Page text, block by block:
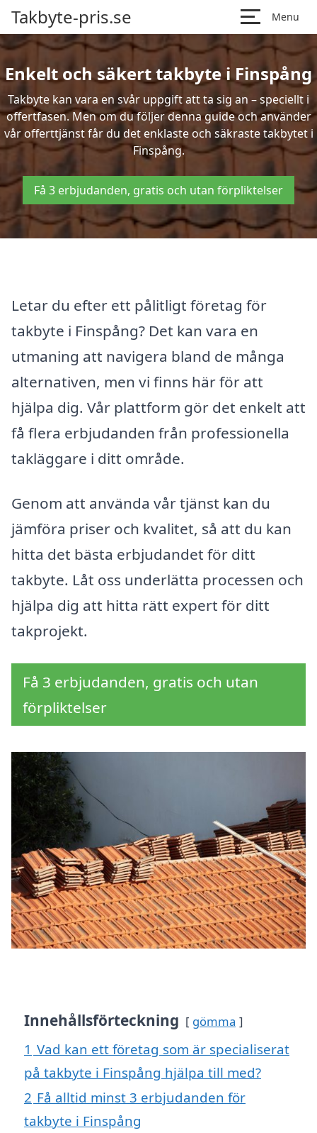
Takbyte-pris.se Menu
Enkelt och säkert takbyte i Finspång
Takbyte kan vara en svår uppgift att ta sig an – speciellt i
offertfasen. Men om du följer denna guide och använder
vår offerttjänst får du det enklaste och säkraste takbytet i
Finspång.
Få 3 erbjudanden, gratis och utan förpliktelser
Letar du efter ett pålitligt företag för
takbyte i Finspång? Det kan vara en
utmaning att navigera bland de många
alternativen, men vi finns här för att
hjälpa dig. Vår plattform gör det enkelt att
få flera erbjudanden från professionella
takläggare i ditt område.
Genom att använda vår tjänst kan du
jämföra priser och kvalitet, så att du kan
hitta det bästa erbjudandet för ditt
takbyte. Låt oss underlätta processen och
hjälpa dig att hitta rätt expert för ditt
takprojekt.
Få 3 erbjudanden, gratis och utan
förpliktelser
Innehållsförteckning gömma
1 Vad kan ett företag som är specialiserat
på takbyte i Finspång hjälpa till med?
2 Få alltid minst 3 erbjudanden för
takbyte i Finspång